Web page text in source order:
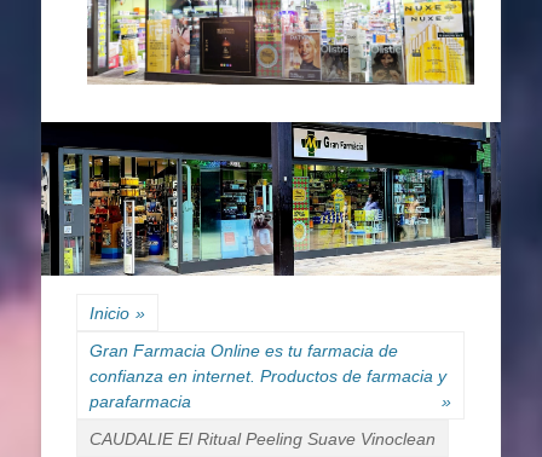
Inicio »
Gran Farmacia Online es tu farmacia de
confianza en internet. Productos de farmacia y
parafarmacia
»
CAUDALIE El Ritual Peeling Suave Vinoclean